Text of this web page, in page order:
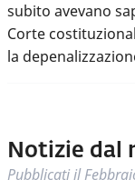
subito avevano
Corte
la
Notizie dal
Pubblicati il